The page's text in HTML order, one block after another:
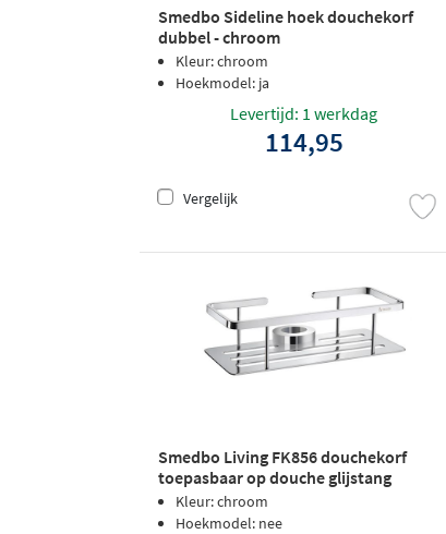
Smedbo Sideline hoek douchekorf
dubbel - chroom
Kleur: chroom
Hoekmodel: ja
Levertijd: 1 werkdag
114,95
Vergelijk
Smedbo Living FK856 douchekorf
toepasbaar op douche glijstang
chroom
Kleur: chroom
Hoekmodel: nee